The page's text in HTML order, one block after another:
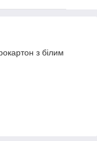
з білим